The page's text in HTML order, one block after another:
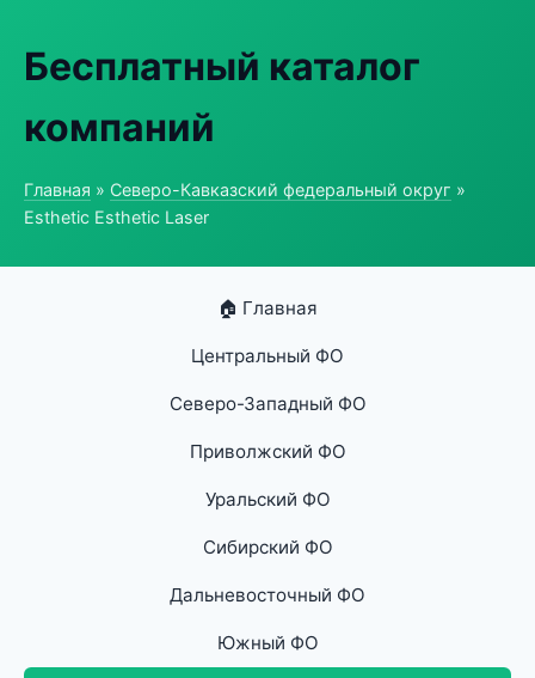
Бесплатный каталог
компаний
Главная » Северо-Кавказский федеральный округ »
Esthetic Esthetic Laser
🏠 Главная
Центральный ФО
Северо-Западный ФО
Приволжский ФО
Уральский ФО
Сибирский ФО
Дальневосточный ФО
Южный ФО